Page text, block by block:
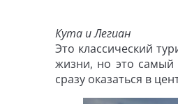
Кута и Легиан
Это классический
жизни, но это самый
сразу оказаться в